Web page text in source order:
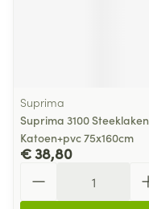
Suprima
Suprima 3100 Steeklaken
Katoen+pvc 75x160cm
€ 38,80